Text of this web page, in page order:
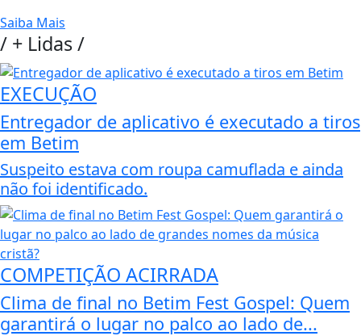
Saiba Mais
/ + Lidas/
EXECUÇÃO
Entregador de aplicativo é executado a tiros
em Betim
Suspeito estava com roupa camuflada e ainda
não foi identificado.
COMPETIÇÃO ACIRRADA
Clima de final no Betim Fest Gospel: Quem
garantirá o lugar no palco ao lado de...